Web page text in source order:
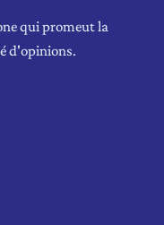
qui promeut la
d'opinions.